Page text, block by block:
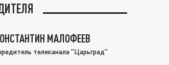
МАЛОФЕЕВ
телеканала "Царьград"